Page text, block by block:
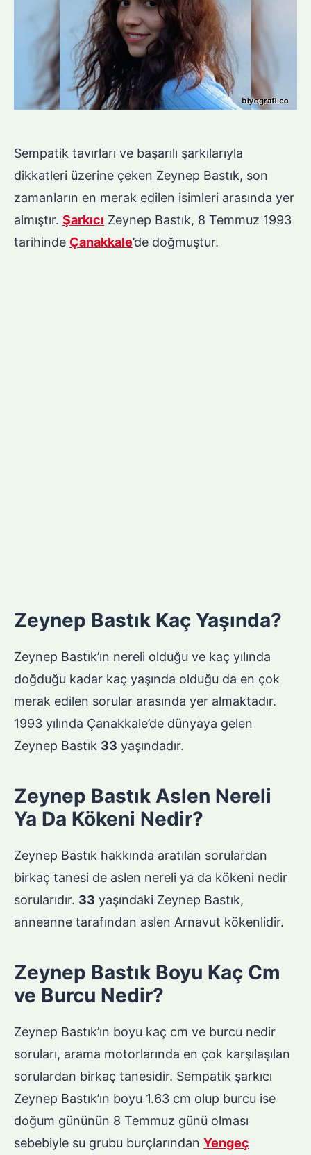
Sempatik tavırları ve başarılı şarkılarıyla
dikkatleri üzerine çeken Zeynep Bastık, son
zamanların en merak edilen isimleri arasında yer
almıştır. Şarkıcı Zeynep Bastık, 8 Temmuz 1993
tarihinde Çanakkale’de doğmuştur.
Zeynep Bastık Kaç Yaşında?
Zeynep Bastık’ın nereli olduğu ve kaç yılında
doğduğu kadar kaç yaşında olduğu da en çok
merak edilen sorular arasında yer almaktadır.
1993 yılında Çanakkale’de dünyaya gelen
Zeynep Bastık 33 yaşındadır.
Zeynep Bastık Aslen Nereli
Ya Da Kökeni Nedir?
Zeynep Bastık hakkında aratılan sorulardan
birkaç tanesi de aslen nereli ya da kökeni nedir
sorularıdır. 33 yaşındaki Zeynep Bastık,
anneanne tarafından aslen Arnavut kökenlidir.
Zeynep Bastık Boyu Kaç Cm
ve Burcu Nedir?
Zeynep Bastık’ın boyu kaç cm ve burcu nedir
soruları, arama motorlarında en çok karşılaşılan
sorulardan birkaç tanesidir. Sempatik şarkıcı
Zeynep Bastık’ın boyu 1.63 cm olup burcu ise
doğum gününün 8 Temmuz günü olması
sebebiyle su grubu burçlarından Yengeç